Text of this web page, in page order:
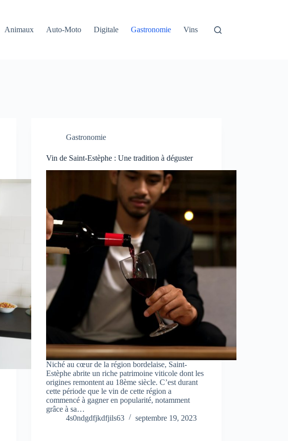
Animaux Auto-Moto Digitale Gastronomie Vins
Gastronomie
Vin de Saint-Estèphe : Une tradition à déguster
Niché au cœur de la région bordelaise, Saint-
Estèphe abrite un riche patrimoine viticole dont les
origines remontent au 18ème siècle. C’est durant
cette période que le vin de cette région a
commencé à gagner en popularité, notamment
grâce à sa…
4s0ndgdfjkdfjils63
septembre 19, 2023